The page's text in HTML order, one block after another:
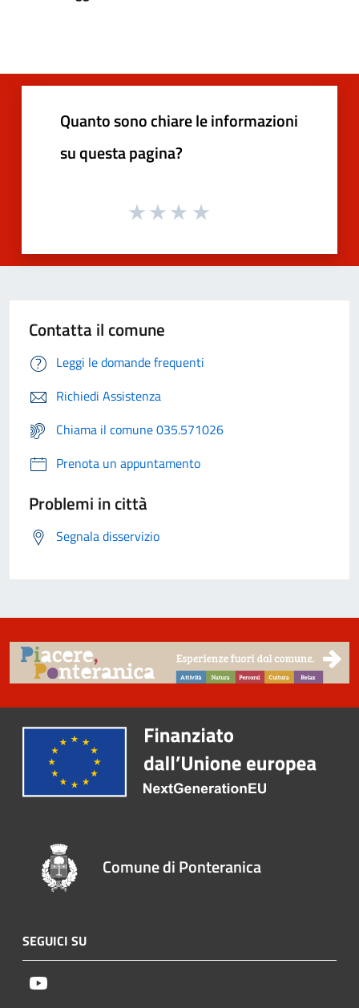
Quanto sono chiare le informazioni
su questa pagina?
Contatta il comune
Leggi le domande frequenti
Richiedi Assistenza
Chiama il comune 035.571026
Prenota un appuntamento
Problemi in città
Segnala disservizio
Comune di Ponteranica
SEGUICI SU